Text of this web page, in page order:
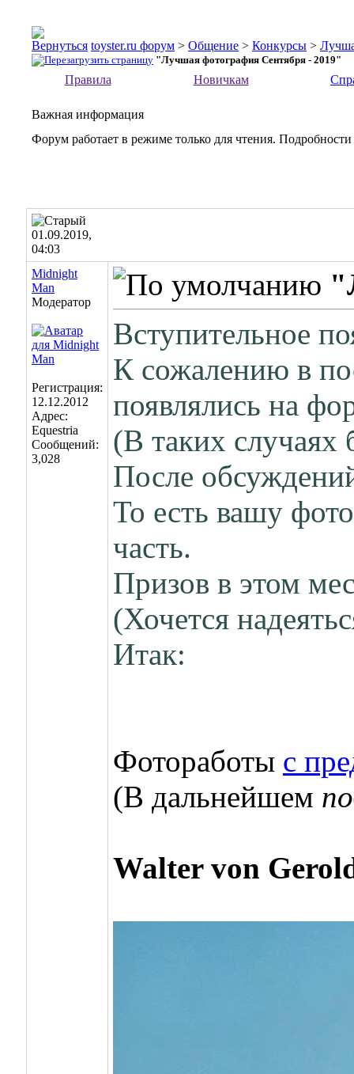
toyster.ru форум > Общение > Конкурсы >
"Лучшая фотография Сентября - 2019"
Правила Новичкам
Важная информация
Форум работает в режиме только для чтения.
01.09.2019,
04:03
Midnight
Man
Модератор
Регистрация:
12.12.2012
Адрес:
Equestria
Сообщений:
3,028
Вступительное
К сожалению в
появлялись на
(В таких случаях
После
То есть вашу
часть.
Призов в этом
(Хочется
Итак:
Фотоработы с
(В дальнейшем
Walter von